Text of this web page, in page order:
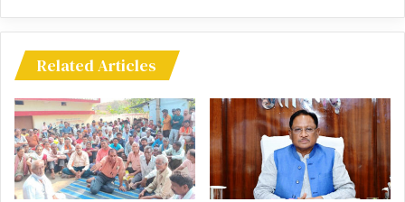
Related Articles